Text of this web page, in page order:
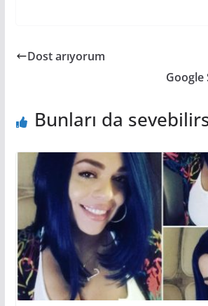
Dost arıyorum
Google
Bunları da